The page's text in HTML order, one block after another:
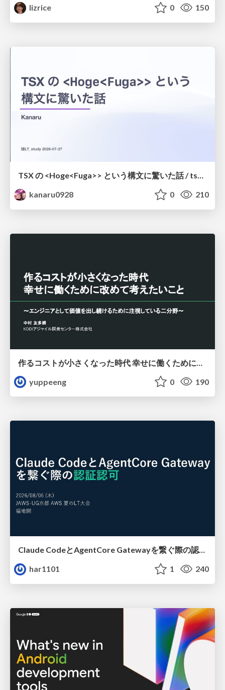
lizrice
0 150
TSX の <Hoge<Fuga>> という構文に驚いた話 / tsx-type-argument-syntax
kanaru0928
0 210
yuppeeng
0 190
Claude CodeとAgentCore Gatewayを繋ぐ際の認証認可 / Authentication and authorization when connecting Claude Code with AgentCore Gateway
har1101
1 240